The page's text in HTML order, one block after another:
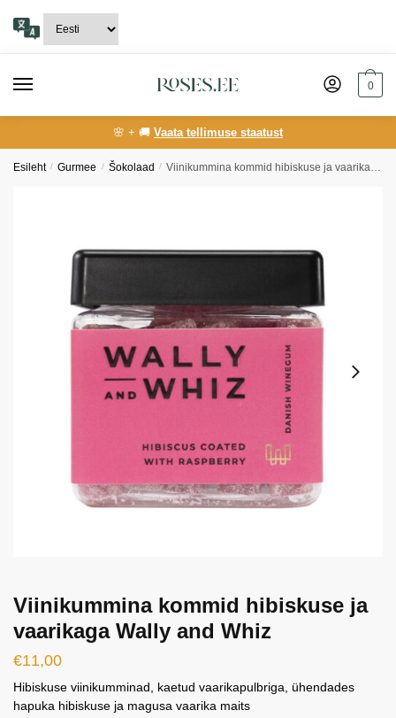
navigation
content
0
🌸 + 🚚 Vaata tellimuse staatust
Esileht / Gurmee / Šokolaad / Viinikummina kommid hibiskuse ja vaarikaga Wally and Whiz
Viinikummina kommid hibiskuse ja
vaarikaga Wally and Whiz
€11,00
Hibiskuse viinikumminad, kaetud vaarikapulbriga, ühendades
hapuka hibiskuse ja magusa vaarika maits